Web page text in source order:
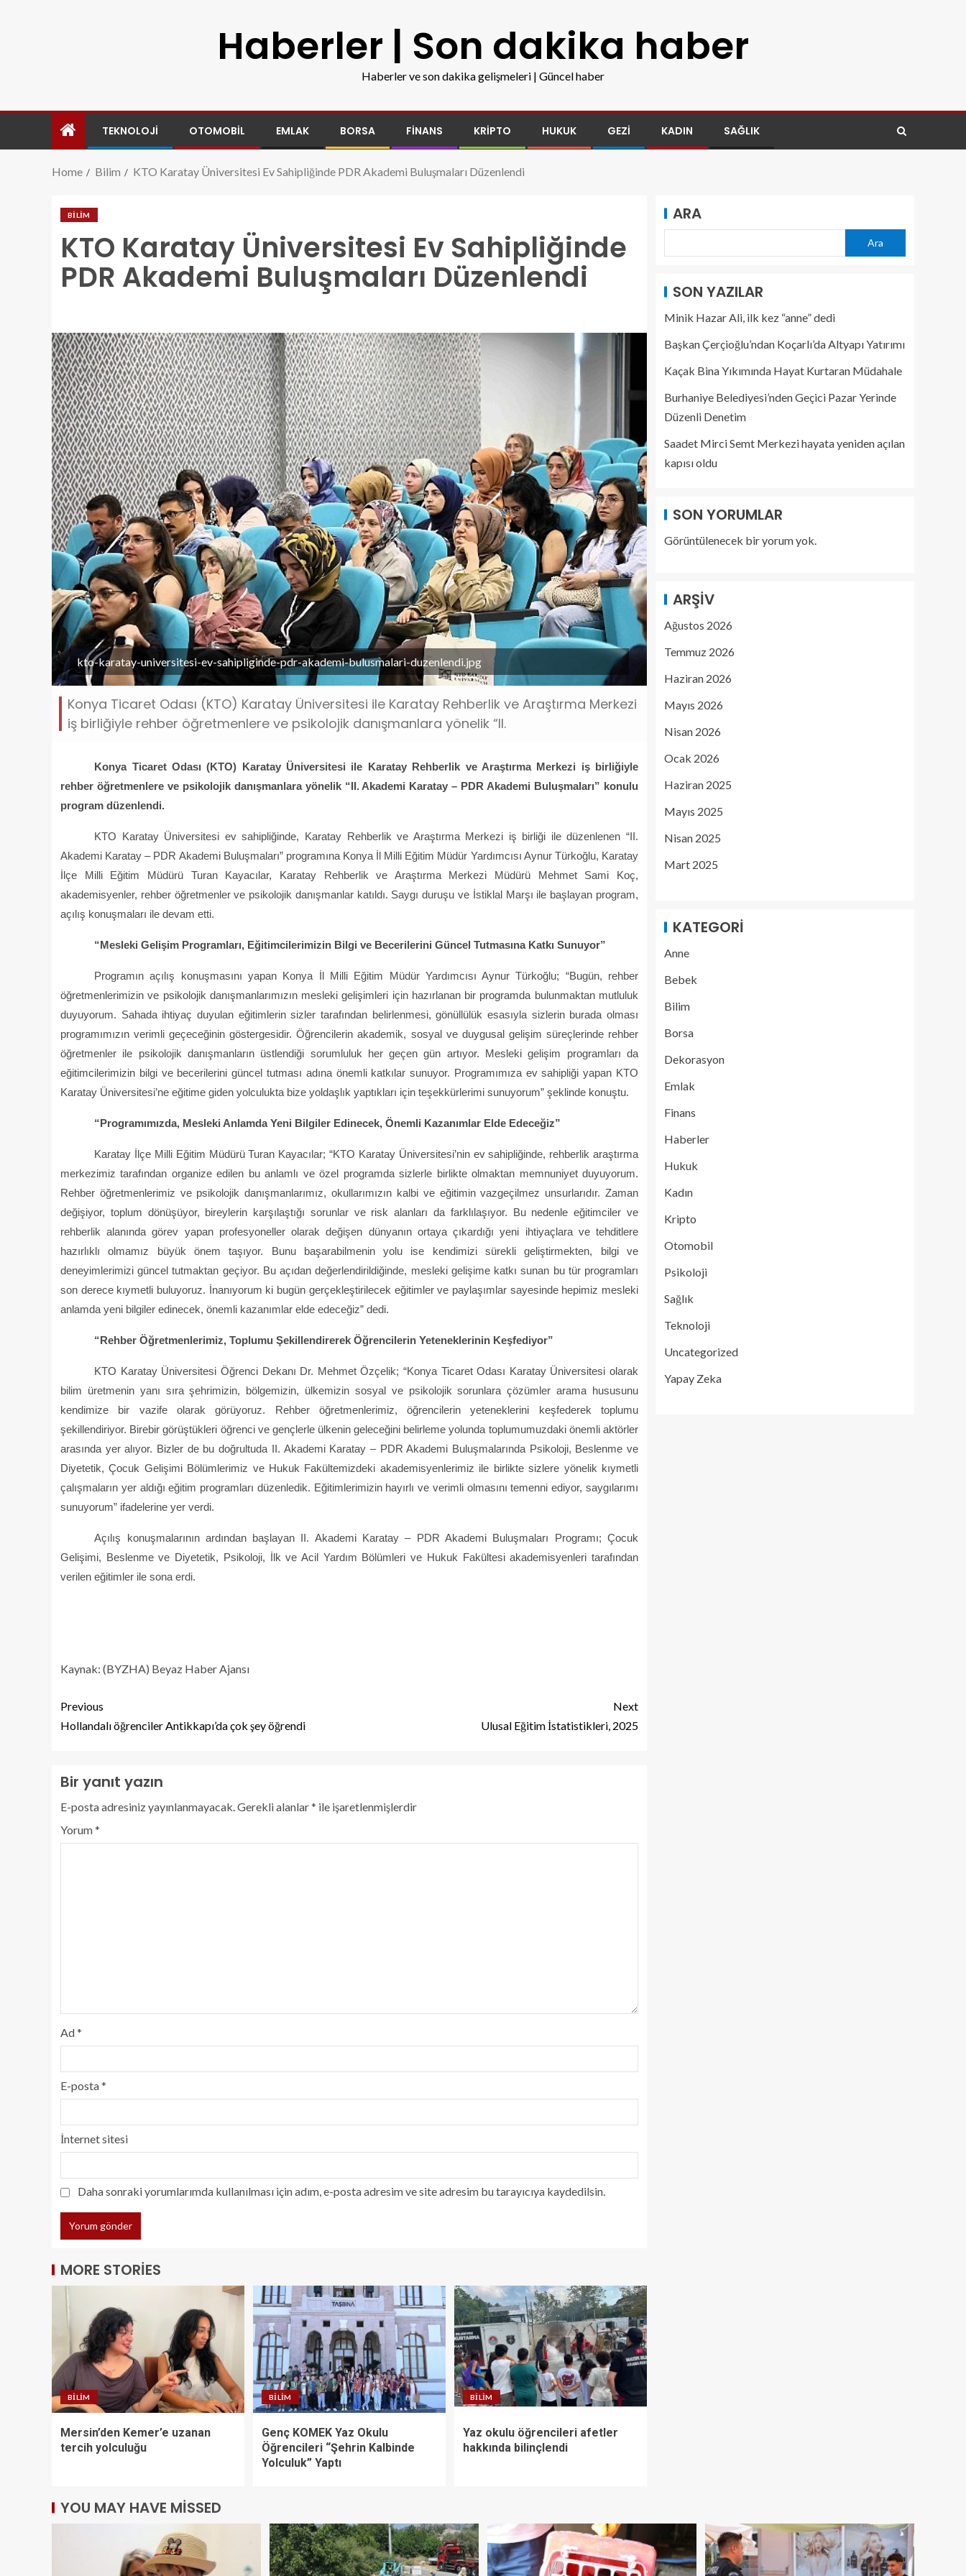
Haberler | Son dakika haber
Haberler ve son dakika gelişmeleri | Güncel haber
TEKNOLOJI OTOMOBIL EMLAK BORSA FINANS KRIPTO HUKUK GEZI KADIN SAĞLIK
Home Bilim KTO Karatay Üniversitesi Ev Sahipliğinde PDR Akademi Buluşmaları Düzenlendi
BILIM
KTO Karatay Üniversitesi Ev Sahipliğinde
PDR Akademi Buluşmaları Düzenlendi
kto-karatay-universitesi-ev-sahipliginde-pdr-akademi-bulusmalari-duzenlendi.jpg
Konya Ticaret Odası (KTO) Karatay Üniversitesi ile Karatay Rehberlik ve Araştırma Merkezi
iş birliğiyle rehber öğretmenlere ve psikolojik danışmanlara yönelik “II.
Konya Ticaret Odası (KTO) Karatay Üniversitesi ile Karatay Rehberlik ve Araştırma Merkezi iş birliğiyle
rehber öğretmenlere ve psikolojik danışmanlara yönelik “II. Akademi Karatay – PDR Akademi Buluşmaları” konulu
program düzenlendi.
KTO Karatay Üniversitesi ev sahipliğinde, Karatay Rehberlik ve Araştırma Merkezi iş birliği ile düzenlenen “II.
Akademi Karatay – PDR Akademi Buluşmaları” programına Konya İl Milli Eğitim Müdür Yardımcısı Aynur Türkoğlu, Karatay
İlçe Milli Eğitim Müdürü Turan Kayacılar, Karatay Rehberlik ve Araştırma Merkezi Müdürü Mehmet Sami Koç,
akademisyenler, rehber öğretmenler ve psikolojik danışmanlar katıldı. Saygı duruşu ve İstiklal Marşı ile başlayan program,
açılış konuşmaları ile devam etti.
“Mesleki Gelişim Programları, Eğitimcilerimizin Bilgi ve Becerilerini Güncel Tutmasına Katkı Sunuyor”
Programın açılış konuşmasını yapan Konya İl Milli Eğitim Müdür Yardımcısı Aynur Türkoğlu; “Bugün, rehber
öğretmenlerimizin ve psikolojik danışmanlarımızın mesleki gelişimleri için hazırlanan bir programda bulunmaktan mutluluk
duyuyorum. Sahada ihtiyaç duyulan eğitimlerin sizler tarafından belirlenmesi, gönüllülük esasıyla sizlerin burada olması
programımızın verimli geçeceğinin göstergesidir. Öğrencilerin akademik, sosyal ve duygusal gelişim süreçlerinde rehber
öğretmenler ile psikolojik danışmanların üstlendiği sorumluluk her geçen gün artıyor. Mesleki gelişim programları da
eğitimcilerimizin bilgi ve becerilerini güncel tutması adına önemli katkılar sunuyor. Programımıza ev sahipliği yapan KTO
Karatay Üniversitesi’ne eğitime giden yolculukta bize yoldaşlık yaptıkları için teşekkürlerimi sunuyorum” şeklinde konuştu.
“Programımızda, Mesleki Anlamda Yeni Bilgiler Edinecek, Önemli Kazanımlar Elde Edeceğiz”
Karatay İlçe Milli Eğitim Müdürü Turan Kayacılar; “KTO Karatay Üniversitesi’nin ev sahipliğinde, rehberlik araştırma
merkezimiz tarafından organize edilen bu anlamlı ve özel programda sizlerle birlikte olmaktan memnuniyet duyuyorum.
Rehber öğretmenlerimiz ve psikolojik danışmanlarımız, okullarımızın kalbi ve eğitimin vazgeçilmez unsurlarıdır. Zaman
değişiyor, toplum dönüşüyor, bireylerin karşılaştığı sorunlar ve risk alanları da farklılaşıyor. Bu nedenle eğitimciler ve
rehberlik alanında görev yapan profesyoneller olarak değişen dünyanın ortaya çıkardığı yeni ihtiyaçlara ve tehditlere
hazırlıklı olmamız büyük önem taşıyor. Bunu başarabilmenin yolu ise kendimizi sürekli geliştirmekten, bilgi ve
deneyimlerimizi güncel tutmaktan geçiyor. Bu açıdan değerlendirildiğinde, mesleki gelişime katkı sunan bu tür programları
son derece kıymetli buluyoruz. İnanıyorum ki bugün gerçekleştirilecek eğitimler ve paylaşımlar sayesinde hepimiz mesleki
anlamda yeni bilgiler edinecek, önemli kazanımlar elde edeceğiz” dedi.
“Rehber Öğretmenlerimiz, Toplumu Şekillendirerek Öğrencilerin Yeteneklerinin Keşfediyor”
KTO Karatay Üniversitesi Öğrenci Dekanı Dr. Mehmet Özçelik; “Konya Ticaret Odası Karatay Üniversitesi olarak
bilim üretmenin yanı sıra şehrimizin, bölgemizin, ülkemizin sosyal ve psikolojik sorunlara çözümler arama hususunu
kendimize bir vazife olarak görüyoruz. Rehber öğretmenlerimiz, öğrencilerin yeteneklerini keşfederek toplumu
şekillendiriyor. Birebir görüştükleri öğrenci ve gençlerle ülkenin geleceğini belirleme yolunda toplumumuzdaki önemli aktörler
arasında yer alıyor. Bizler de bu doğrultuda II. Akademi Karatay – PDR Akademi Buluşmalarında Psikoloji, Beslenme ve
Diyetetik, Çocuk Gelişimi Bölümlerimiz ve Hukuk Fakültemizdeki akademisyenlerimiz ile birlikte sizlere yönelik kıymetli
çalışmaların yer aldığı eğitim programları düzenledik. Eğitimlerimizin hayırlı ve verimli olmasını temenni ediyor, saygılarımı
sunuyorum” ifadelerine yer verdi.
Açılış konuşmalarının ardından başlayan II. Akademi Karatay – PDR Akademi Buluşmaları Programı; Çocuk
Gelişimi, Beslenme ve Diyetetik, Psikoloji, İlk ve Acil Yardım Bölümleri ve Hukuk Fakültesi akademisyenleri tarafından
verilen eğitimler ile sona erdi.
Kaynak: (BYZHA) Beyaz Haber Ajansı
Previous
Hollandalı öğrenciler Antikkapı’da çok şey öğrendi
Next
Ulusal Eğitim İstatistikleri, 2025
Bir yanıt yazın
E-posta adresiniz yayınlanmayacak.Gerekli alanlar* ile işaretlenmişlerdir
Yorum*
Ad*
E-posta*
İnternet sitesi
Daha sonraki yorumlarımda kullanılması için adım, e-posta adresim ve site adresim bu tarayıcıya kaydedilsin.
MORE STORIES
BILIM
Mersin’den Kemer’e uzanan
tercih yolculuğu
BILIM
Genç KOMEK Yaz Okulu
Öğrencileri “Şehrin Kalbinde
Yolculuk” Yaptı
BILIM
Yaz okulu öğrencileri afetler
hakkında bilinçlendi
ARA
Ara
SON YAZILAR
Minik Hazar Ali, ilk kez “anne” dedi
Başkan Çerçioğlu’ndan Koçarlı’da Altyapı Yatırımı
Kaçak Bina Yıkımında Hayat Kurtaran Müdahale
Burhaniye Belediyesi’nden Geçici Pazar Yerinde
Düzenli Denetim
Saadet Mirci Semt Merkezi hayata yeniden açılan
kapısı oldu
SON YORUMLAR
Görüntülenecek bir yorum yok.
ARŞIV
Ağustos 2026
Temmuz 2026
Haziran 2026
Mayıs 2026
Nisan 2026
Ocak 2026
Haziran 2025
Mayıs 2025
Nisan 2025
Mart 2025
KATEGORI
Anne
Bebek
Bilim
Borsa
Dekorasyon
Emlak
Finans
Haberler
Hukuk
Kadın
Kripto
Otomobil
Psikoloji
Sağlık
Teknoloji
Uncategorized
Yapay Zeka
YOU MAY HAVE MISSED